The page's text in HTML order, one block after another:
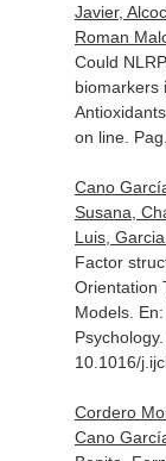
Javier,
Roman
Could
biomarkers
on line.
Cano
Susana,
Luis,
Factor
Orientation
Models.
Psychology
10.1016/
Cordero
Cano